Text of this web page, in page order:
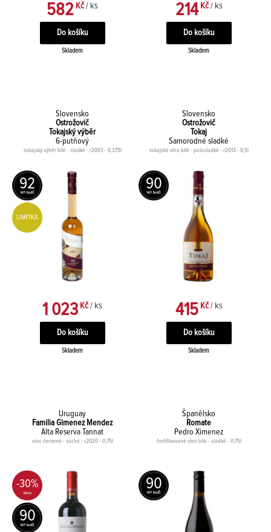
582 Kč / ks
Skladem
214 Kč / ks
Skladem
Slovensko
Ostrožovič
Tokajský výběr
6-putňový
tokajský výběr bílé - sladké - r2003 - 0,375l
92
LIMITKA
1 023 Kč / ks
Skladem
Slovensko
Ostrožovič
Tokaj
Samorodné sladké
tokajské víno bílé - polosladké - r2013 - 0,5l
90
415 Kč / ks
Skladem
Uruguay
Familia Gimenez Mendez
Alta Reserva Tannat
víno červené - suché - r2020 - 0,75l
-30%
90
Španělsko
Romate
Pedro Ximenez
fortifikované víno bílé - sladké - 0,75l
90